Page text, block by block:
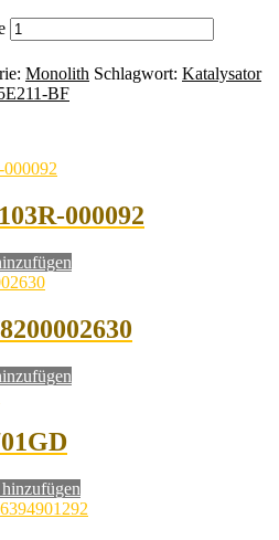
Monolith Schlagwort: Katalysator
BF
000092